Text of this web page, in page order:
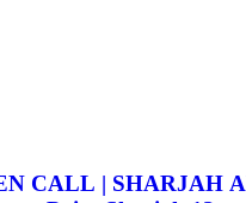
CALL | SHARJAH